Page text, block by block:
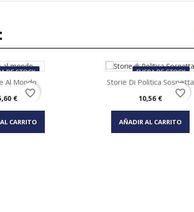
DE STOCK
rápida
Al Mondo
€
CARRITO
favorite_border
FUERA DE STOCK
Vista rápida
Storie Di Politica Sospetta
Precio
10,56 €
AÑADIR AL CARRITO
favorite_border